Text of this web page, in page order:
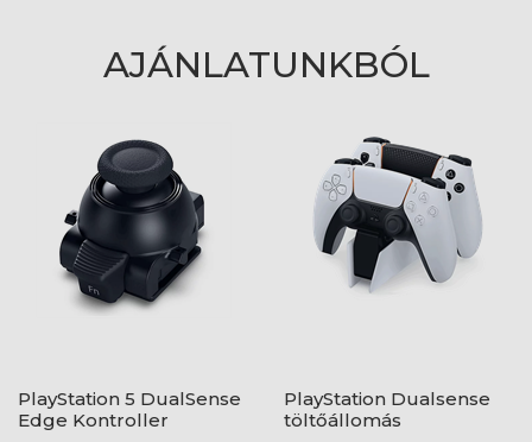
AJÁNLATUNKBÓL
PlayStation 5 DualSense
Edge Kontroller
PlayStation Dualsense
töltőállomás